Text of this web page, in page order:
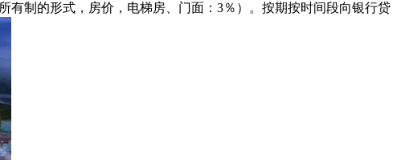
制的形式，房价，电梯房、门面：3％）。按期按时间段向银行贷